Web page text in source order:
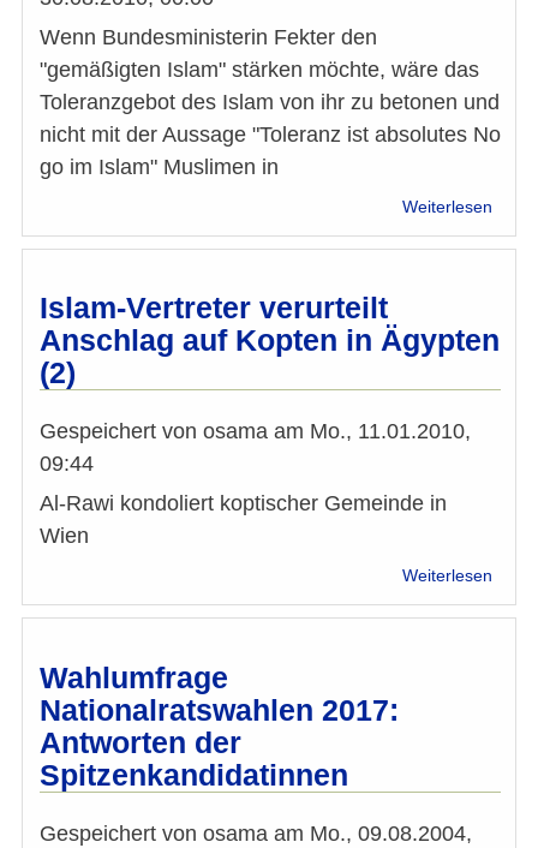
Wenn Bundesministerin Fekter den
"gemäßigten Islam" stärken möchte, wäre das
Toleranzgebot des Islam von ihr zu betonen und
nicht mit der Aussage "Toleranz ist absolutes No
go im Islam" Muslimen in
Weiterlesen
im
Islam-Vertreter verurteilt
Anschlag auf Kopten in Ägypten
(2)
Gespeichert von osama am Mo., 11.01.2010,
09:44
Al-Rawi kondoliert koptischer Gemeinde in
Wien
Weiterlesen
(2)
Wahlumfrage
Nationalratswahlen 2017:
Antworten der
Spitzenkandidatinnen
Gespeichert von osama am Mo., 09.08.2004,